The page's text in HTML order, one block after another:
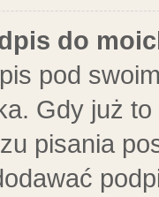
do
pod
Gdy już
pisania